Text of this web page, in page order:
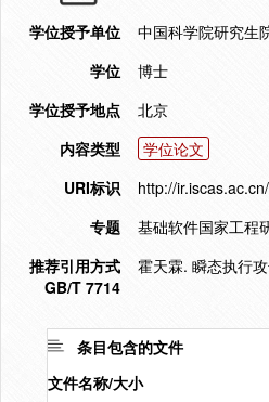
学位授予单位
中国科学院研究生
学位
博士
学位授予地点
北京
内容类型
学位论文
URI标识
http://
专题
基础软件国家工程
推荐引用方式
GB/T 7714
霍天霖. 瞬态执行
条目包含的文件
文件名称/大小